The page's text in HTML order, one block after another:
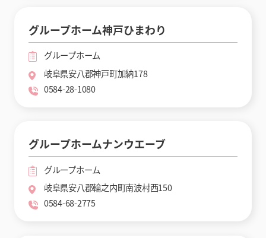
グループホーム神戸ひまわり
グループホーム
岐阜県安八郡神戸町加納178
0584-28-1080
グループホームナンウエーブ
グループホーム
岐阜県安八郡輪之内町南波村西150
0584-68-2775